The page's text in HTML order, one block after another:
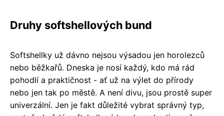
Druhy softshellových bund
Softshellky už dávno nejsou výsadou jen horolezců
nebo běžkařů. Dneska je nosí každý, kdo má rád
pohodlí a praktičnost - ať už na výlet do přírody
nebo jen tak po městě. A není divu, jsou prostě super
univerzální. Jen je fakt důležité vybrat správný typ,